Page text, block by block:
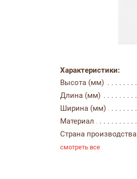
Характеристики:
Высота (мм)
Длина (мм)
Ширина (мм)
Материал
Страна производства
смотреть все